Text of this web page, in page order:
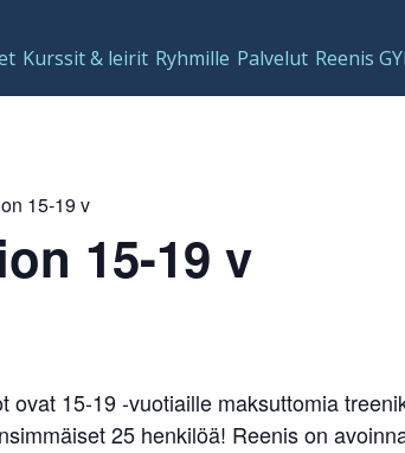
Kurssit & leirit Ryhmille Palvelut Reenis
15-19 v
15-19 v
ovat 15-19 -vuotiaille maksuttomia
25 henkilöä! Reenis on